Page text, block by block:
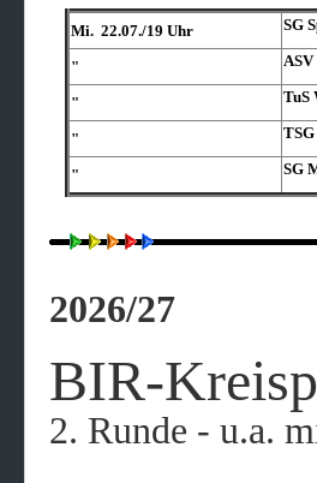
Mi. 22.07./19 Uhr SG
"
" TuS
"
" SG
2026/27
BIR-
2. Runde - u.a.